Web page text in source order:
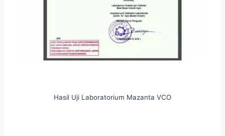
Hasil Uji Laboratorium Mazanta VCO